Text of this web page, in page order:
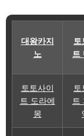
대왕카지
노
토
트
토토사이
트 도라에
몽
토
트